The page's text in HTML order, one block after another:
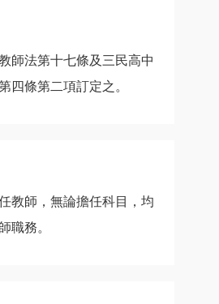
師法第十七條及三民高中
四條第二項訂定之。
教師，無論擔任科目，均
職務。